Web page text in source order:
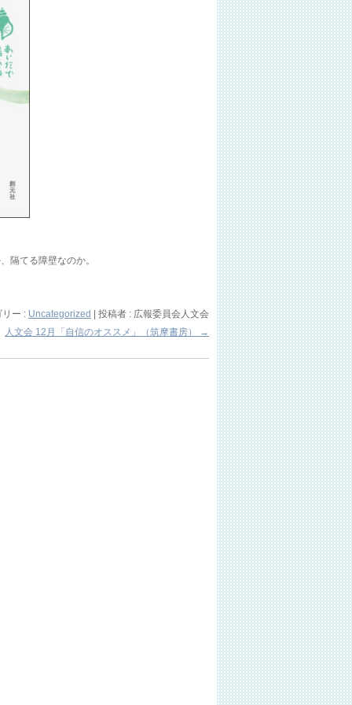
隔てる障壁なのか。
リー : Uncategorized | 投稿者 : 広報委員会人文会
人文会 12月「自信のオススメ」（筑摩書房）
→